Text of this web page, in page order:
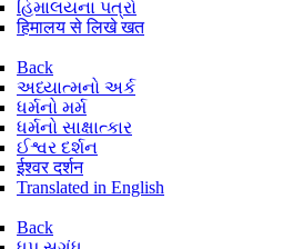
હિમાલયના પત્રો
हिमालय से लिखे खत
Back
અધ્યાત્મનો અર્ક
ધર્મનો મર્મ
ધર્મનો સાક્ષાત્કાર
ઈશ્વર દર્શન
ईश्वर दर्शन
Translated in English
Back